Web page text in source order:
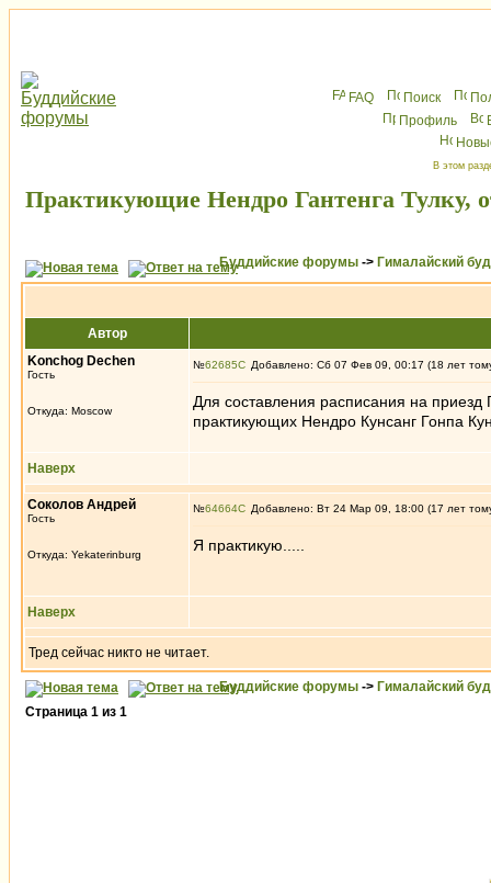
FAQ Поиск
Профиль
В этом
Практикующие Нендро Гантенга Тулку,
Буддийские форумы -> Гималайский
Автор
Konchog Dechen
Гость
Откуда: Moscow
№62685 Добавлено: Сб 07 Фев 09, 00:17 (18 лет
Для составления расписания на приезд
практикующих Нендро Кунсанг Гонпа
Наверх
Соколов Андрей
Гость
Откуда: Yekaterinburg
№64664 Добавлено: Вт 24 Мар 09, 18:00 (17 лет
Я практикую.....
Наверх
Тред сейчас никто не читает.
Буддийские форумы -> Гималайский
Страница 1 из 1